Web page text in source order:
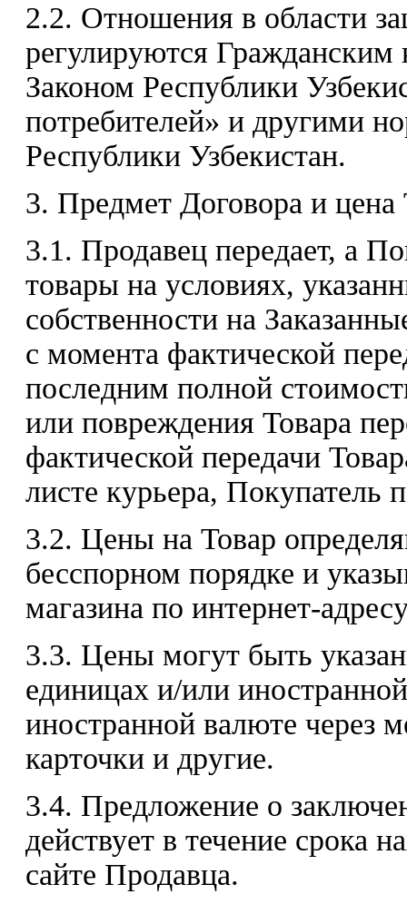
2.2. Отношения в области
регулируются Гражданским
Законом Республики
потребителей» и другими
Республики Узбекистан.
3. Предмет Договора и цена
3.1. Продавец передает, а
товары на условиях,
собственности на
с момента фактической
последним полной
или повреждения Товара
фактической передачи
листе курьера, Покупатель
3.2. Цены на Товар
бесспорном порядке и
магазина по интернет-
3.3. Цены могут быть
единицах и/или
иностранной валюте через
карточки и другие.
3.4. Предложение о
действует в течение срока
сайте Продавца.